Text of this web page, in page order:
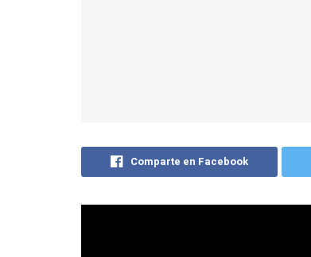
Comparte en Facebook